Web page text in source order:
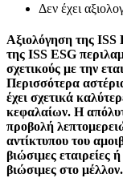
Δεν έχει
Αξιολόγηση της ISS
της ISS ESG
σχετικούς με την
Περισσότερα
έχει σχετικά
κεφαλαίων. Η
προβολή
αντίκτυπου του
βιώσιμες εταιρείες ή
βιώσιμες στο μέλλον.